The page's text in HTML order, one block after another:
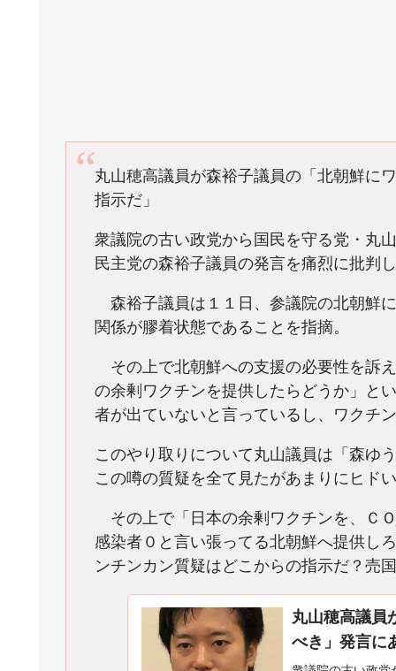
丸山穂高議員が森裕子議員の「北朝鮮に
指示だ」
衆議院の古い政党から国民を守る党・丸
民主党の森裕子議員の発言を痛烈に批判
森裕子議員は１１日、参議院の北朝鮮
関係が膠着状態であることを指摘。
その上で北朝鮮への支援の必要性を訴
の余剰ワクチンを提供したらどうか」と
者が出ていないと言っているし、ワクチ
このやり取りについて丸山議員は「森ゆ
この噂の質疑を全て見たがあまりにヒド
その上で「日本の余剰ワクチンを、Ｃ
感染者０と言い張ってる北朝鮮へ提供し
ンチンカン質疑はどこからの指示だ？売
丸山穂高議員
べき」発言に